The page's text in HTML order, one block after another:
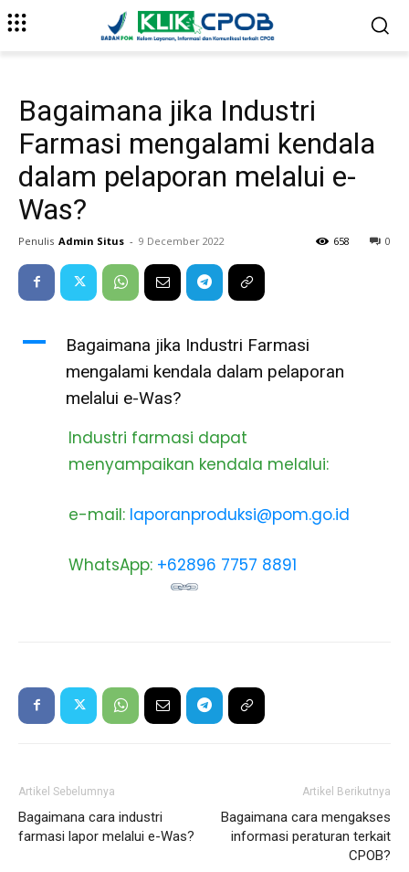
Bagaimana jika Industri
Farmasi mengalami kendala
dalam pelaporan melalui e-
Was?
Penulis Admin Situs - 9 December 2022 0
658
A
Bagaimana jika Industri Farmasi
mengalami kendala dalam pelaporan
melalui e-Was?
Industri farmasi dapat
menyampaikan kendala melalui:
e-mail: laporanproduksi@pom.go.id
WhatsApp: +62896 7757 8891
Artikel Sebelumnya
Bagaimana cara industri
farmasi lapor melalui e-Was?
Artikel Berikutnya
Bagaimana cara mengakses
informasi peraturan terkait
CPOB?